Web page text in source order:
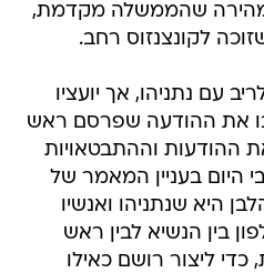
שהממשלה מקדמת,
לקונצנזוס רחב.
עם נתניהו, אך יועציו
את ההודעה שפרסם ראש
ההודעות וההתבטאויות
היום בעניין המאמר של
היא שנתניהו ואנשיו
בין הנשיא לבין ראש
ליצור רושם כאילו